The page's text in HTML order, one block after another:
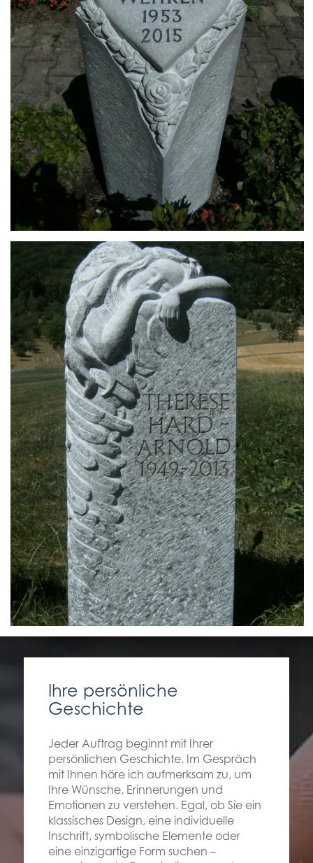
Ihre persönliche
Geschichte
Jeder Auftrag beginnt mit Ihrer
persönlichen Geschichte. Im Gespräch
mit Ihnen höre ich aufmerksam zu, um
Ihre Wünsche, Erinnerungen und
Emotionen zu verstehen. Egal, ob Sie ein
klassisches Design, eine individuelle
Inschrift, symbolische Elemente oder
eine einzigartige Form suchen –